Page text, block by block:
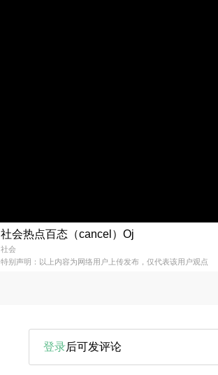
社会热点百态（cancel）Oj
社会
特别声明：以上内容为网络用户上传发布，仅代表该用户观点
登录后可发评论